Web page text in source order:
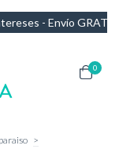
de $140.000
0
>